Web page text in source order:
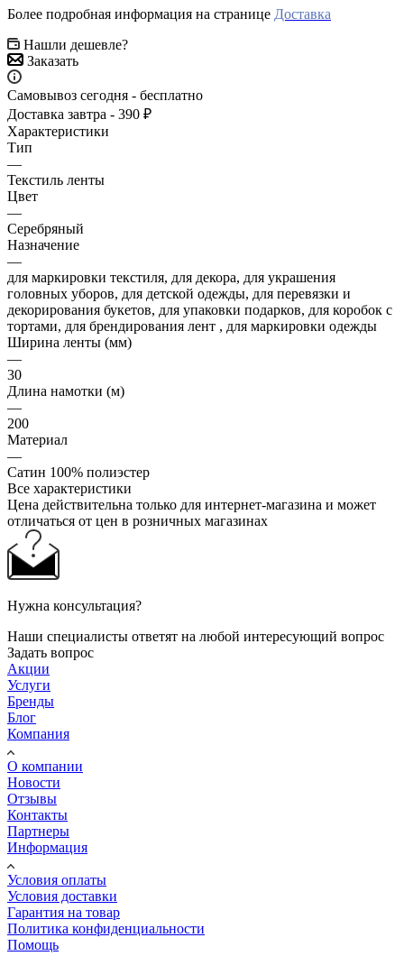
Более подробная информация на странице Доставка
Нашли дешевле?
Заказать
Самовывоз сегодня - бесплатно
Доставка завтра - 390 ₽
Характеристики
Тип
—
Текстиль ленты
Цвет
—
Серебряный
Назначение
—
для маркировки текстиля, для декора, для украшения
головных уборов, для детской одежды, для перевязки и
декорирования букетов, для упаковки подарков, для коробок с
тортами, для брендирования лент , для маркировки одежды
Ширина ленты (мм)
—
30
Длина намотки (м)
—
200
Материал
—
Сатин 100% полиэстер
Все характеристики
Цена действительна только для интернет-магазина и может
отличаться от цен в розничных магазинах
Нужна консультация?
Наши специалисты ответят на любой интересующий вопрос
Задать вопрос
Акции
Услуги
Бренды
Блог
Компания
О компании
Новости
Отзывы
Контакты
Партнеры
Информация
Условия оплаты
Условия доставки
Гарантия на товар
Политика конфиденциальности
Помощь